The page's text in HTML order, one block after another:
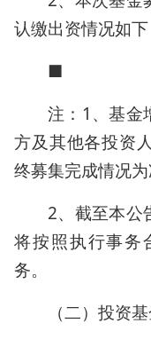
认缴出资情况如下
■
注：1、基金
方及其他各投资
终募集完成情况为
2、截至本公
将按照执行事务
务。
（二）投资